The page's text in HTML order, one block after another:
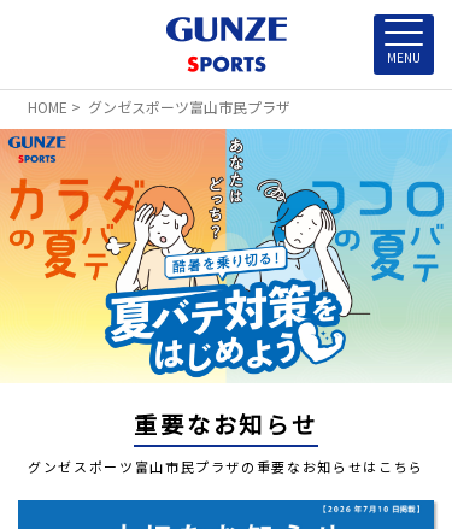
HOME > グンゼスポーツ富山市民プラザ
重要なお知らせ
グンゼスポーツ富山市民プラザの重要なお知らせはこちら